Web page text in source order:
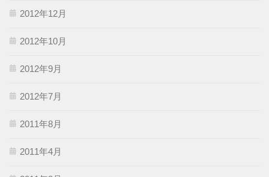
2012年12月
2012年10月
2012年9月
2012年7月
2011年8月
2011年4月